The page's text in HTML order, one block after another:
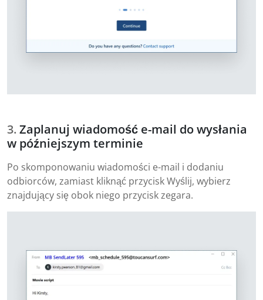
Zaplanuj wiadomość e-mail do wysłania
w późniejszym terminie
Po skomponowaniu wiadomości e-mail i dodaniu
odbiorców, zamiast kliknąć przycisk Wyślij, wybierz
znajdujący się obok niego przycisk zegara.